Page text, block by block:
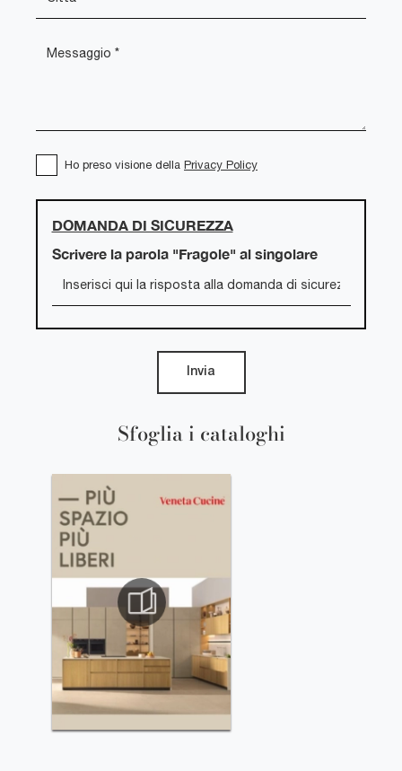
Sfoglia i cataloghi
Ho preso visione della Privacy Policy
DOMANDA DI SICUREZZA
Scrivere la parola "Fragole" al singolare
Invia